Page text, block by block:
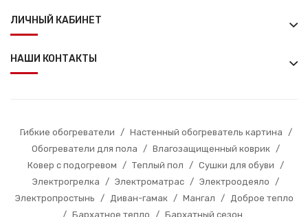
ЛИЧНЫЙ КАБИНЕТ
НАШИ КОНТАКТЫ
Гибкие обогреватели / Настенный обогреватель картина
/
Обогреватели для пола
/ Влагозащищенный коврик
/
Ковер с подогревом
/ Теплый пол / Сушки для обуви
/
Электрогрелка
/ Электроматрас / Электроодеяло
/
Электропростынь
/ Диван-гамак / Мангал /
Доброе тепло
/ Бархатное тепло / Бархатный сезон